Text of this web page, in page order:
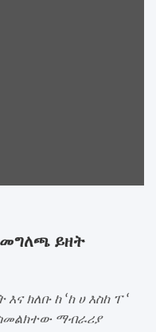
ይዘት
ክለቡ ከ ‘ከ ሀ እስከ ፐ ‘
ማብራሪያ